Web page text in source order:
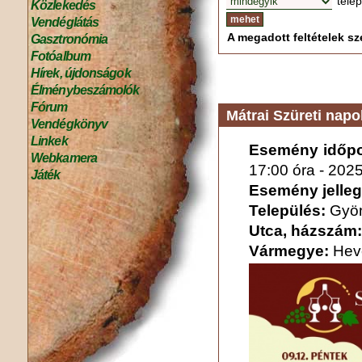
Közlekedés
Vendéglátás
Gasztronómia
Fotóalbum
Hírek, újdonságok
Élménybeszámolók
Fórum
Vendégkönyv
Linkek
Webkamera
Játék
A megadott feltételek
Mátrai Szüreti
Esemény
17:00 óra -
Esemény
Település:
Utca, házszám:
Vármegye: